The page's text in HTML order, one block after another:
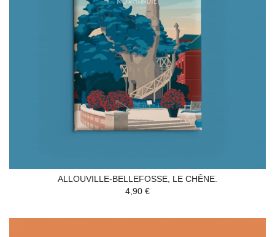
ALLOUVILLE-BELLEFOSSE, LE CHÊNE.
4,90 €